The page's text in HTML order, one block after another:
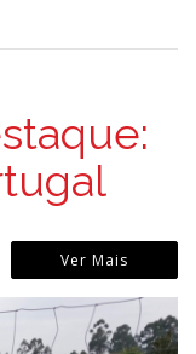
Ver Mais